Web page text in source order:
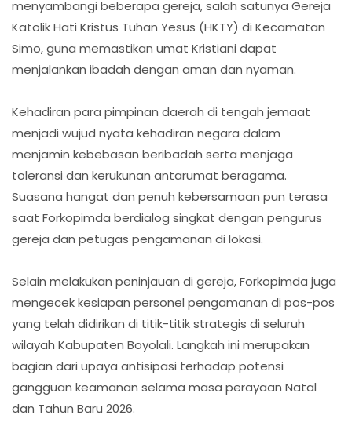
menyambangi beberapa gereja, salah satunya Gereja
Katolik Hati Kristus Tuhan Yesus (HKTY) di Kecamatan
Simo, guna memastikan umat Kristiani dapat
menjalankan ibadah dengan aman dan nyaman.
Kehadiran para pimpinan daerah di tengah jemaat
menjadi wujud nyata kehadiran negara dalam
menjamin kebebasan beribadah serta menjaga
toleransi dan kerukunan antarumat beragama.
Suasana hangat dan penuh kebersamaan pun terasa
saat Forkopimda berdialog singkat dengan pengurus
gereja dan petugas pengamanan di lokasi.
Selain melakukan peninjauan di gereja, Forkopimda juga
mengecek kesiapan personel pengamanan di pos-pos
yang telah didirikan di titik-titik strategis di seluruh
wilayah Kabupaten Boyolali. Langkah ini merupakan
bagian dari upaya antisipasi terhadap potensi
gangguan keamanan selama masa perayaan Natal
dan Tahun Baru 2026.